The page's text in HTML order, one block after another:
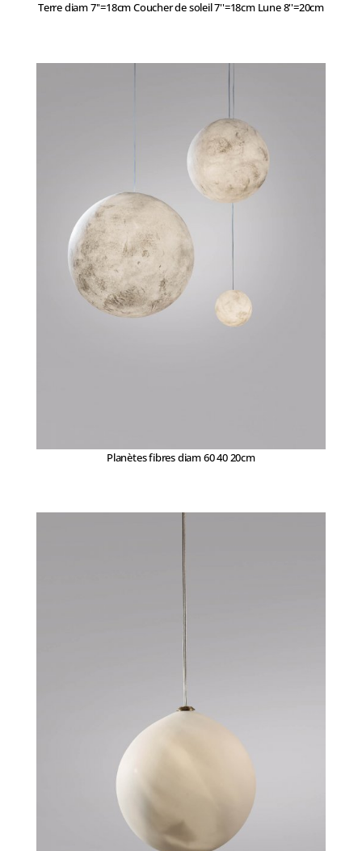
Terre diam 7''=18cm Coucher de soleil 7''=18cm Lune 8''=20cm
Planètes fibres diam 60 40 20cm